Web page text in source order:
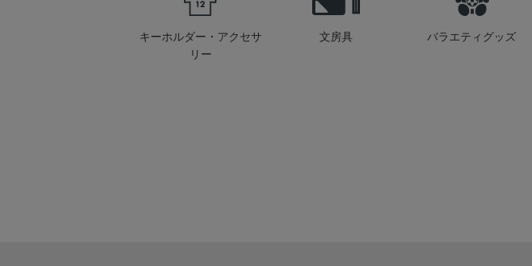
キーホルダー・アクセサ
リー
文房具 バラエティグッズ